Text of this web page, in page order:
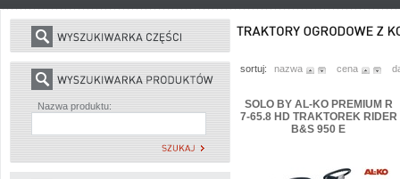
Nazwa produktu:
sortuj: nazwa cena
SOLO BY AL-KO PREMIUM R
7-65.8 HD TRAKTOREK RIDER
B&S 950 E